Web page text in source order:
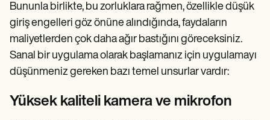
Bununla birlikte, bu zorluklara rağmen, özellikle düşük
giriş engelleri göz önüne alındığında, faydaların
maliyetlerden çok daha ağır bastığını göreceksiniz.
Sanal bir uygulama olarak başlamanız için uygulamayı
düşünmeniz gereken bazı temel unsurlar vardır:
Yüksek kaliteli kamera ve mikrofon